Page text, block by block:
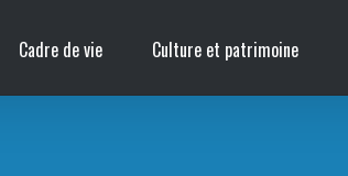
Cadre de vie Culture et patrimoine